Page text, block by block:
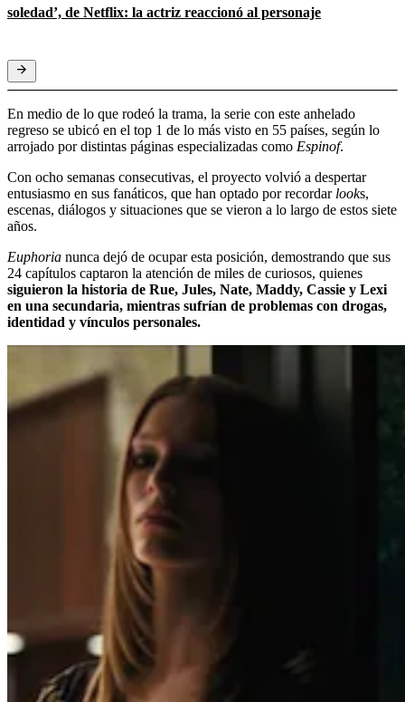
soledad’, de Netflix: la actriz reaccionó al personaje
En medio de lo que rodeó la trama, la serie con este anhelado
regreso se ubicó en el top 1 de lo más visto en 55 países, según lo
arrojado por distintas páginas especializadas como Espinof.
Con ocho semanas consecutivas, el proyecto volvió a despertar
entusiasmo en sus fanáticos, que han optado por recordar looks,
escenas, diálogos y situaciones que se vieron a lo largo de estos siete
años.
Euphoria nunca dejó de ocupar esta posición, demostrando que sus
24 capítulos captaron la atención de miles de curiosos, quienes
siguieron la historia de Rue, Jules, Nate, Maddy, Cassie y Lexi
en una secundaria, mientras sufrían de problemas con drogas,
identidad y vínculos personales.